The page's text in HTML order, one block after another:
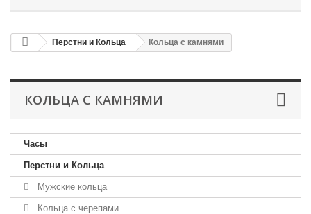
Перстни и Кольца Кольца с камнями
КОЛЬЦА С КАМНЯМИ
Часы
Перстни и Кольца
Мужские кольца
Кольца с черепами